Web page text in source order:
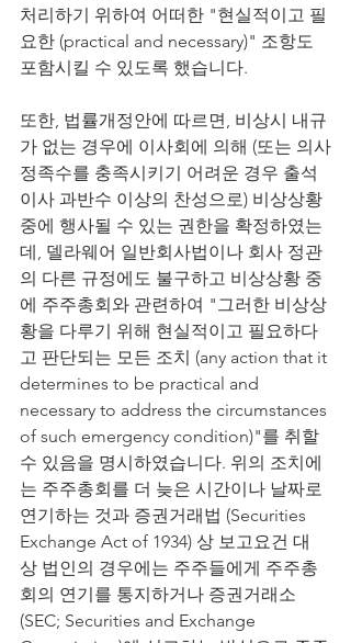
처리하기 위하여 어떠한 "현실적이고 필
요한 (practical and necessary)" 조항도
포함시킬 수 있도록 했습니다.
또한, 법률개정안에 따르면, 비상시 내규
가 없는 경우에 이사회에 의해 (또는 의사
정족수를 충족시키기 어려운 경우 출석
이사 과반수 이상의 찬성으로) 비상상황
중에 행사될 수 있는 권한을 확정하였는
데, 델라웨어 일반회사법이나 회사 정관
의 다른 규정에도 불구하고 비상상황 중
에 주주총회와 관련하여 "그러한 비상상
황을 다루기 위해 현실적이고 필요하다
고 판단되는 모든 조치 (any action that it
determines to be practical and
necessary to address the circumstances
of such emergency condition)"를 취할
수 있음을 명시하였습니다. 위의 조치에
는 주주총회를 더 늦은 시간이나 날짜로
연기하는 것과 증권거래법 (Securities
Exchange Act of 1934) 상 보고요건 대
상 법인의 경우에는 주주들에게 주주총
회의 연기를 통지하거나 증권거래소
(SEC; Securities and Exchange